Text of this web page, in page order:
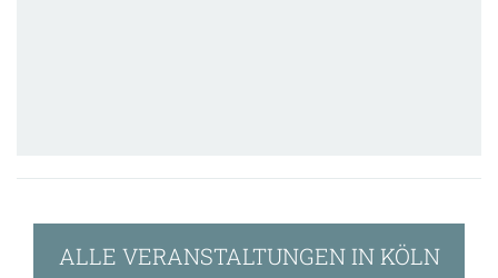
ALLE VERANSTALTUNGEN IN KÖLN